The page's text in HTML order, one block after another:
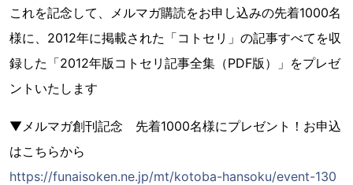
これを記念して、メルマガ購読をお申し込みの先着1000名
様に、2012年に掲載された「コトセリ」の記事すべてを収
録した「2012年版コトセリ記事全集（PDF版）」をプレゼ
ントいたします
▼メルマガ創刊記念 先着1000名様にプレゼント！お申込
はこちらから
https://funaisoken.ne.jp/mt/kotoba-hansoku/event-130